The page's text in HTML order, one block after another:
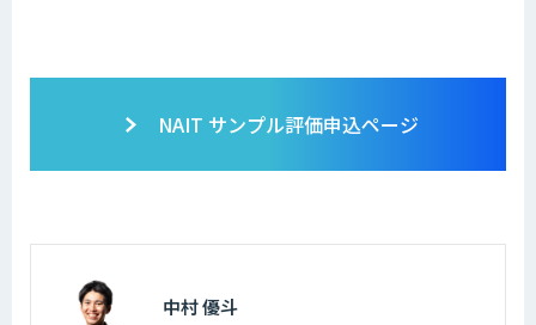
NAIT サンプル評価申込ページ
中村 優斗